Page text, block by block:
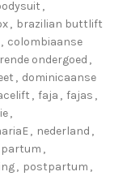
,
, brazilian buttlift
, colombiaanse
ondergoed ,
, dominicaanse
, faja , fajas ,
,
, nederland ,
,
, postpartum ,